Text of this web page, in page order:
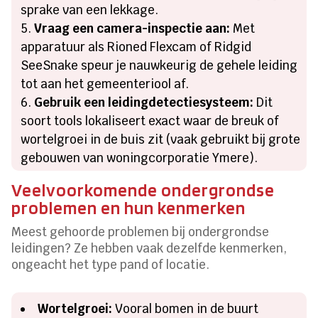
sprake van een lekkage.
Vraag een camera-inspectie aan: Met
apparatuur als Rioned Flexcam of Ridgid
SeeSnake speur je nauwkeurig de gehele leiding
tot aan het gemeenteriool af.
Gebruik een leidingdetectiesysteem: Dit
soort tools lokaliseert exact waar de breuk of
wortelgroei in de buis zit (vaak gebruikt bij grote
gebouwen van woningcorporatie Ymere).
Veelvoorkomende ondergrondse
problemen en hun kenmerken
Meest gehoorde problemen bij ondergrondse
leidingen? Ze hebben vaak dezelfde kenmerken,
ongeacht het type pand of locatie.
Wortelgroei: Vooral bomen in de buurt